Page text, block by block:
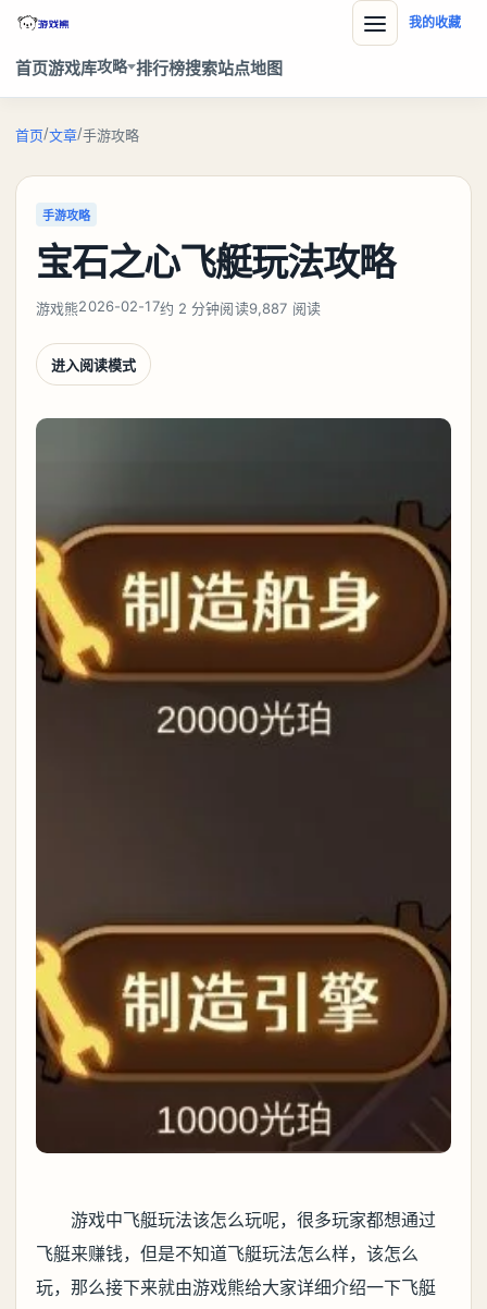
首页游戏库攻略 排行榜搜索站点地图
我的收藏
首页/文章/手游攻略
手游攻略
宝石之心飞艇玩法攻略
游戏熊2026-02-17约 2 分钟阅读9,887 阅读
进入阅读模式
游戏中飞艇玩法该怎么玩呢，很多玩家都想通过
飞艇来赚钱，但是不知道飞艇玩法怎么样，该怎么
玩，那么接下来就由游戏熊给大家详细介绍一下飞艇